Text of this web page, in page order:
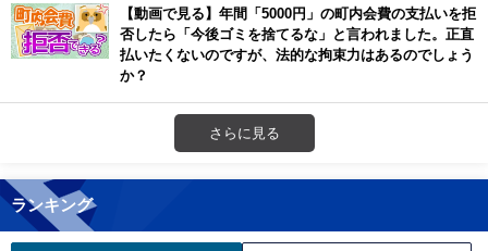
【動画で見る】年間「5000円」の町内会費の支払いを拒
否したら「今後ゴミを捨てるな」と言われました。正直
払いたくないのですが、法的な拘束力はあるのでしょう
か？
さらに見る
ランキング